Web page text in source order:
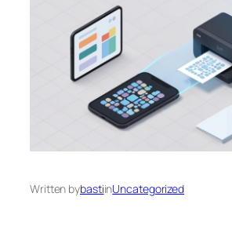
Written bybastiinUncategorized